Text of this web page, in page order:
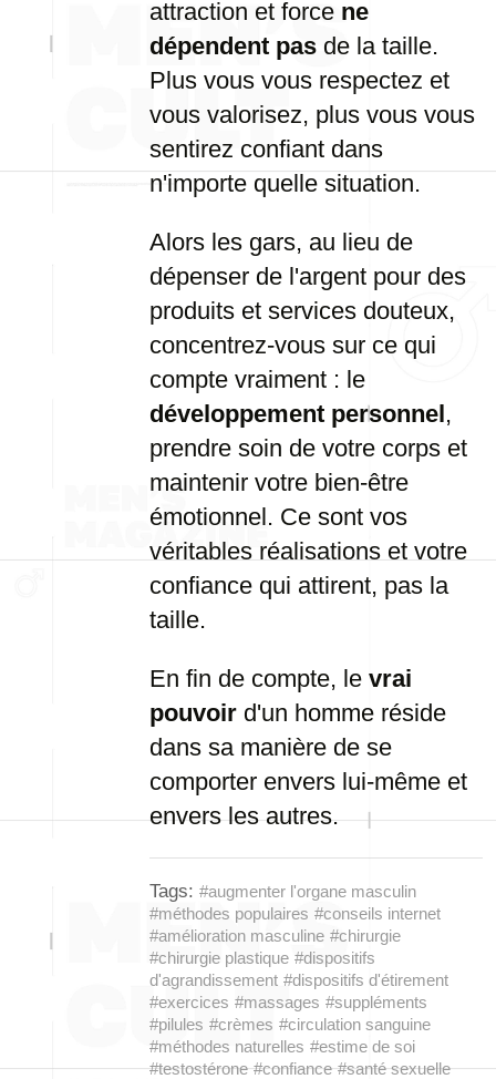
attraction et force ne
dépendent pas de la taille.
Plus vous vous respectez et
vous valorisez, plus vous vous
sentirez confiant dans
n'importe quelle situation.
Alors les gars, au lieu de
dépenser de l'argent pour des
produits et services douteux,
concentrez-vous sur ce qui
compte vraiment : le
développement personnel,
prendre soin de votre corps et
maintenir votre bien-être
émotionnel. Ce sont vos
véritables réalisations et votre
confiance qui attirent, pas la
taille.
En fin de compte, le vrai
pouvoir d'un homme réside
dans sa manière de se
comporter envers lui-même et
envers les autres.
Tags: #augmenter l'organe masculin
#méthodes populaires #conseils internet
#amélioration masculine #chirurgie
#chirurgie plastique #dispositifs
d'agrandissement #dispositifs d'étirement
#exercices #massages #suppléments
#pilules #crèmes #circulation sanguine
#méthodes naturelles #estime de soi
#testostérone #confiance #santé sexuelle